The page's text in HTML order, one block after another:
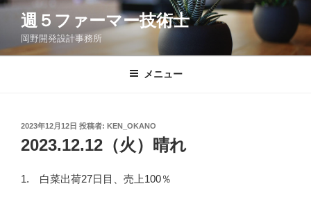
コ
ン
週５ファーマー技術士
岡野開発設計事務所
メニュー
投
稿
日:
2023年12月12日 投稿者: KEN_OKANO
2023.12.12（火）晴れ
1. 白菜出荷27日目、売上100％